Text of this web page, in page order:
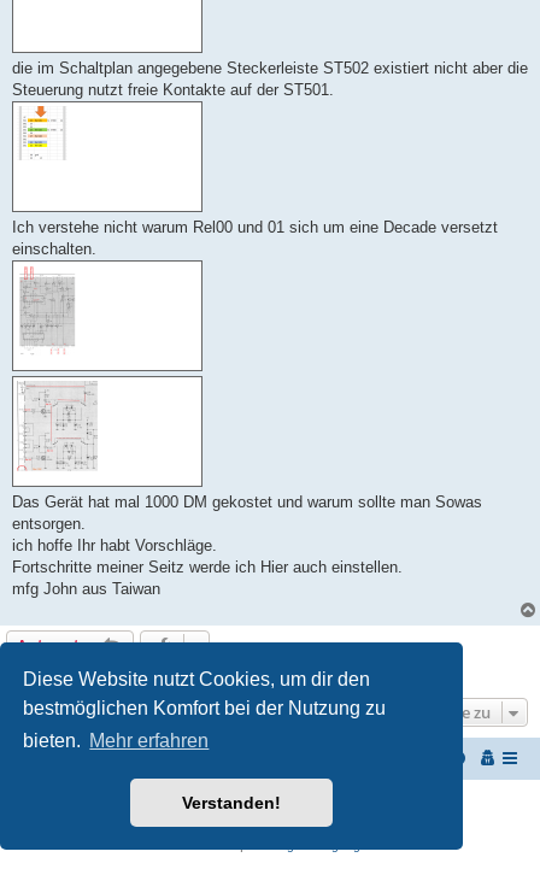
Diese Website nutzt Cookies, um dir den
bestmöglichen Komfort bei der Nutzung zu
bieten. Mehr erfahren
Verstanden!
die im Schaltplan angegebene Steckerleiste ST502 existiert nicht aber die
Steuerung nutzt freie Kontakte auf der ST501.
Ich verstehe nicht warum Rel00 und 01 sich um eine Decade versetzt
einschalten.
Das Gerät hat mal 1000 DM gekostet und warum sollte man Sowas
entsorgen.
ich hoffe Ihr habt Vorschläge.
Fortschritte meiner Seitz werde ich Hier auch einstellen.
mfg John aus Taiwan
Antworten
1 Beitrag • Seite1von 1
Gehe zu
Powered byphpBB® Forum Software © phpBB Limited
phpBB.de